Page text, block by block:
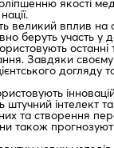
великий вплив
беруть участь у
останні
Завдяки
догляду
штучний інтелект
та створення
також